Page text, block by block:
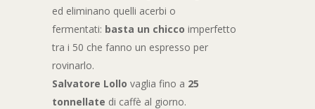
ed eliminano quelli acerbi o
fermentati: basta un chicco imperfetto
tra i 50 che fanno un espresso per
rovinarlo.
Salvatore Lollo vaglia fino a 25
tonnellate di caffè al giorno.